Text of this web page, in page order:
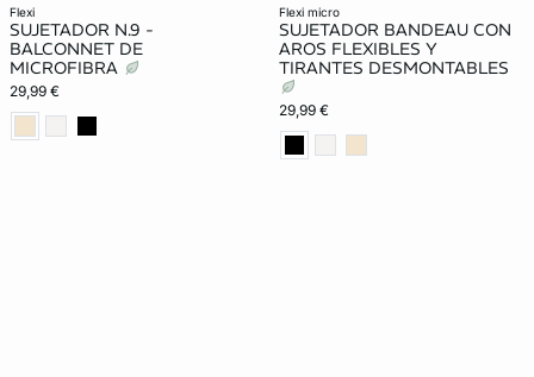
flexi
SUJETADOR N.9 -
BALCONNET DE
MICROFIBRA
29,99 €
flexi micro
SUJETADOR BANDEAU CON
AROS FLEXIBLES Y
TIRANTES DESMONTABLES
29,99 €